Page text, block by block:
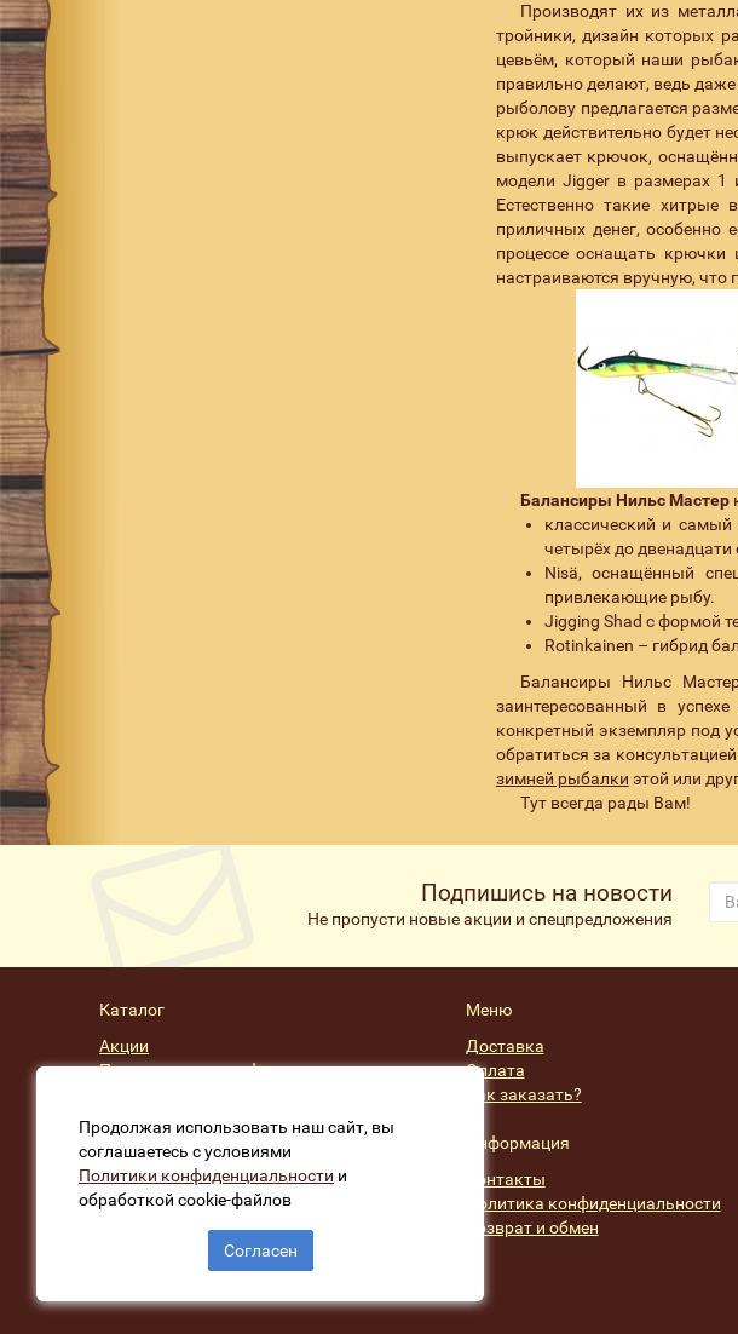
Производят их из
тройники, дизайн которых
цевьём, который наши
правильно делают, ведь
рыболову предлагается
крюк действительно будет
выпускает крючок,
модели Jigger в размерах
Естественно такие хитрые
приличных денег,
процессе оснащать крючки
настраиваются вручную, что
Балансиры Нильс Мастер
классический и
четырёх до
Nisä, оснащённый
привлекающие рыбу.
Jigging Shad с формой
Rotinkainen – гибрид
Балансиры Нильс
заинтересованный в
конкретный экземпляр под
обратиться за
зимней рыбалки этой или
Тут всегда рады Вам!
Подпишись на новости
Не пропусти новые акции и спецпредложения
Каталог
Акции
Подарочные сертификаты
Меню
Доставка
Оплата
Как заказать?
Информация
Контакты
Политика конфиденциальности
Возврат и обмен
Продолжая использовать наш сайт, вы
соглашаетесь с условиями
Политики конфиденциальности и
обработкой cookie-файлов
Согласен